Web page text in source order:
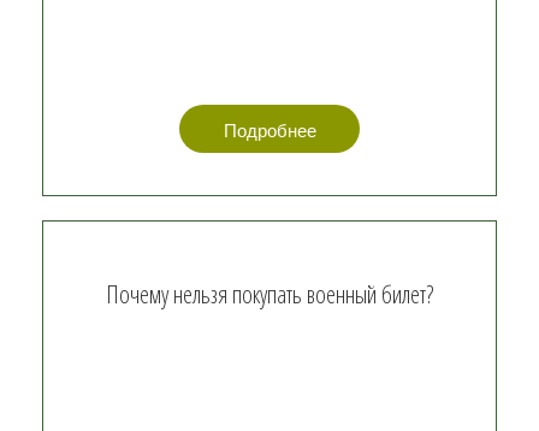
Подробнее
Почему нельзя покупать военный билет?